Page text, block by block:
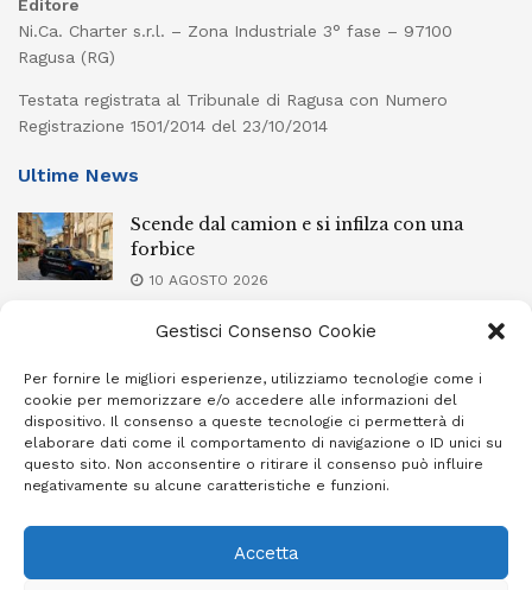
Gestisci Consenso Cookie
Per fornire le migliori esperienze, utilizziamo tecnologie come i
cookie per memorizzare e/o accedere alle informazioni del
dispositivo. Il consenso a queste tecnologie ci permetterà di
elaborare dati come il comportamento di navigazione o ID unici su
questo sito. Non acconsentire o ritirare il consenso può influire
negativamente su alcune caratteristiche e funzioni.
Accetta
Editore
Ni.Ca. Charter s.r.l. – Zona Industriale 3° fase – 97100
Ragusa (RG)
Testata registrata al Tribunale di Ragusa con Numero
Registrazione 1501/2014 del 23/10/2014
Ultime News
Scende dal camion e si infilza con una
forbice
10 AGOSTO 2026
L’inchiesta sull’Anffas Modica: topi nei
locali
10 AGOSTO 2026
Scontro dopo l’alba sulla Sp 15: due feriti,
uno in prognosi riservata